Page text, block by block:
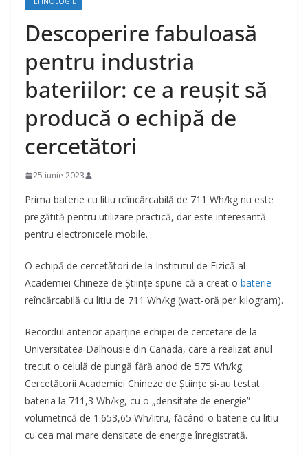
Descoperire fabuloasă
pentru industria
bateriilor: ce a reușit să
producă o echipă de
cercetători
25 iunie 2023
Prima baterie cu litiu reîncărcabilă de 711 Wh/kg nu este
pregătită pentru utilizare practică, dar este interesantă
pentru electronicele mobile.
O echipă de cercetători de la Institutul de Fizică al
Academiei Chineze de Științe spune că a creat o baterie
reîncărcabilă cu litiu de 711 Wh/kg (watt-oră per kilogram).
Recordul anterior aparține echipei de cercetare de la
Universitatea Dalhousie din Canada, care a realizat anul
trecut o celulă de pungă fără anod de 575 Wh/kg.
Cercetătorii Academiei Chineze de Științe și-au testat
bateria la 711,3 Wh/kg, cu o „densitate de energie”
volumetrică de 1.653,65 Wh/litru, făcând-o baterie cu litiu
cu cea mai mare densitate de energie înregistrată.